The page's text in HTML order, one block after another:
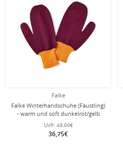
Falke
Falke Winterhandschuhe (Fäustling)
- warm und soft dunkelrot/gelb
Damen/Herren 1 Paar
UVP: 49,00€
36,75€